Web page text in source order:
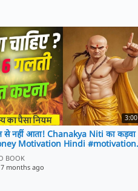
#CinematicAI
3:00
से नहीं आता! Chanakya Niti का कड़वा
Motivation Hindi #motivation
BOOK
7 months ago